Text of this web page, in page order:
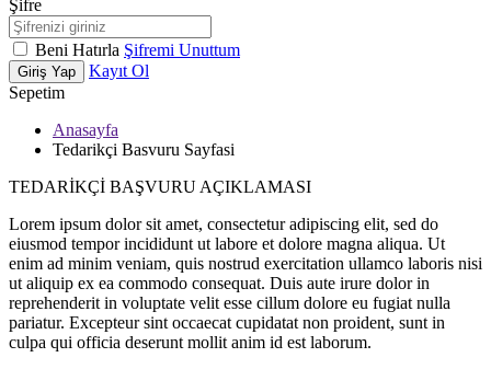
Şifre
Beni Hatırla Şifremi Unuttum
Giriş Yap
Kayıt Ol
Sepetim
Anasayfa
Tedarikçi Basvuru Sayfasi
TEDARİKÇİ BAŞVURU AÇIKLAMASI
Lorem ipsum dolor sit amet, consectetur adipiscing elit, sed do
eiusmod tempor incididunt ut labore et dolore magna aliqua. Ut
enim ad minim veniam, quis nostrud exercitation ullamco laboris nisi
ut aliquip ex ea commodo consequat. Duis aute irure dolor in
reprehenderit in voluptate velit esse cillum dolore eu fugiat nulla
pariatur. Excepteur sint occaecat cupidatat non proident, sunt in
culpa qui officia deserunt mollit anim id est laborum.